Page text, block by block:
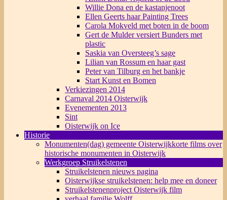
Willie Dona en de kastanjenoot
Ellen Geerts haar Painting Trees
Carola Mokveld met boten in de boom
Gert de Mulder versiert Bunders met
plastic
Saskia van Oversteeg’s sage
Lilian van Rossum en haar gast
Peter van Tilburg en het bankje
Start Kunst en Bomen
Verkiezingen 2014
Carnaval 2014 Oisterwijk
Evenementen 2013
Sint
Oisterwijk on Ice
Historie
Monumenten(dag) gemeente Oisterwijkkorte films over
historische monumenten in Oisterwijk
Werkgroep Struikelstenen
Struikelstenen nieuws pagina
Oisterwijkse struikelstenen: help mee en doneer
Struikelstenenproject Oisterwijk film